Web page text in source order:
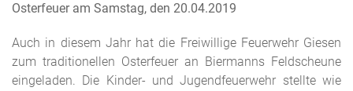
Osterfeuer am Samstag, den 20.04.2019
Auch in diesem Jahr hat die Freiwillige Feuerwehr Giesen
zum traditionellen Osterfeuer an Biermanns Feldscheune
eingeladen. Die Kinder- und Jugendfeuerwehr stellte wie